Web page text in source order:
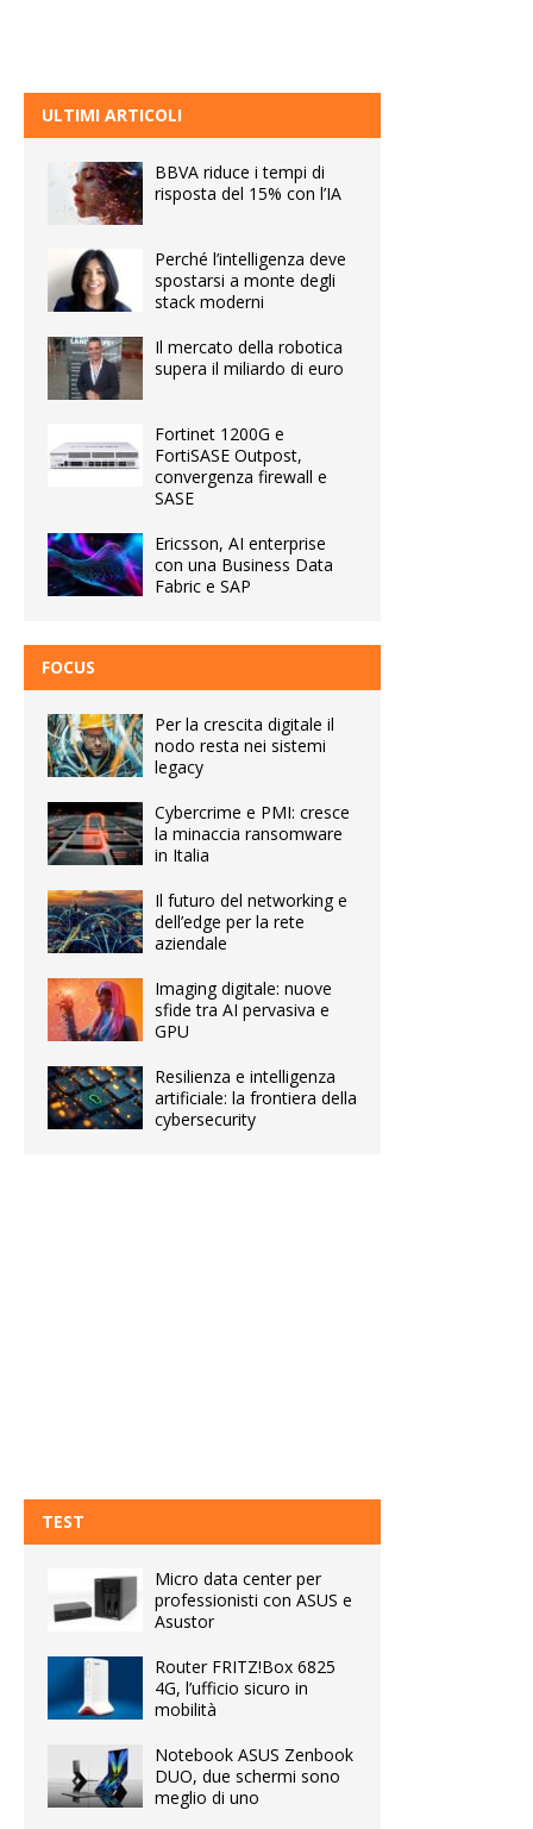
ULTIMI ARTICOLI
BBVA riduce i tempi di
risposta del 15% con l’IA
Perché l’intelligenza deve
spostarsi a monte degli
stack moderni
Il mercato della robotica
supera il miliardo di euro
Fortinet 1200G e
FortiSASE Outpost,
convergenza firewall e
SASE
Ericsson, AI enterprise
con una Business Data
Fabric e SAP
FOCUS
Per la crescita digitale il
nodo resta nei sistemi
legacy
Cybercrime e PMI: cresce
la minaccia ransomware
in Italia
Il futuro del networking e
dell’edge per la rete
aziendale
Imaging digitale: nuove
sfide tra AI pervasiva e
GPU
Resilienza e intelligenza
artificiale: la frontiera della
cybersecurity
TEST
Micro data center per
professionisti con ASUS e
Asustor
Router FRITZ!Box 6825
4G, l’ufficio sicuro in
mobilità
Notebook ASUS Zenbook
DUO, due schermi sono
meglio di uno